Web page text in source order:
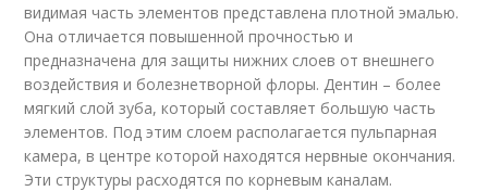
видимая часть элементов представлена плотной эмалью.
Она отличается повышенной прочностью и
предназначена для защиты нижних слоев от внешнего
воздействия и болезнетворной флоры. Дентин – более
мягкий слой зуба, который составляет большую часть
элементов. Под этим слоем располагается пульпарная
камера, в центре которой находятся нервные окончания.
Эти структуры расходятся по корневым каналам.